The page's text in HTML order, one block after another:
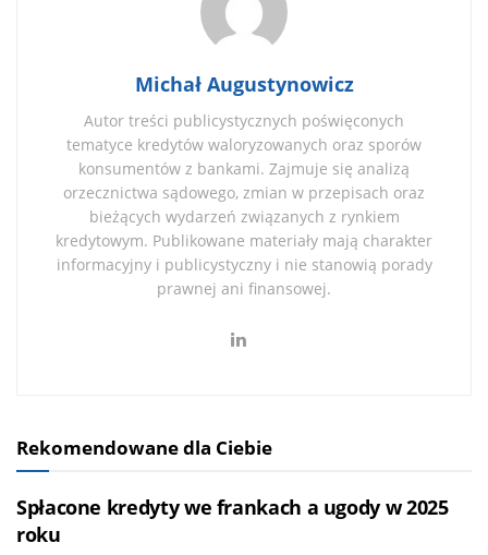
Michał Augustynowicz
Autor treści publicystycznych poświęconych
tematyce kredytów waloryzowanych oraz sporów
konsumentów z bankami. Zajmuje się analizą
orzecznictwa sądowego, zmian w przepisach oraz
bieżących wydarzeń związanych z rynkiem
kredytowym. Publikowane materiały mają charakter
informacyjny i publicystyczny i nie stanowią porady
prawnej ani finansowej.
Rekomendowane dla Ciebie
Spłacone kredyty we frankach a ugody w 2025
roku